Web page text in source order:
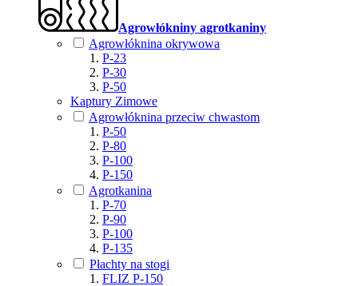
Agrowłókniny agrotkaniny
Agrowłóknina okrywowa
P-23
P-30
P-50
Kaptury Zimowe
Agrowłóknina przeciw chwastom
P-50
P-80
P-100
P-150
Agrotkanina
P-70
P-90
P-100
P-135
Płachty na stogi
FLIZ P-150